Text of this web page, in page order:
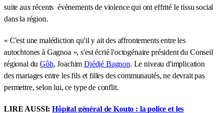
suite aux récents évènements de violence qui ont effrité le tissu social
dans la région.
« C'est une malédiction qu'il y ait des affrontements entre les
autochtones à Gagnoa », s'est écrié l'octogénaire président du Conseil
régional duGôh, JoachimDjédjé Bagnon. Le niveau d'implication
des mariages entre les fils et filles des communautés, ne devrait pas
permettre, selon lui, ce type de conflit.
LIRE AUSSI:Hôpital général de Kouto : la police et les